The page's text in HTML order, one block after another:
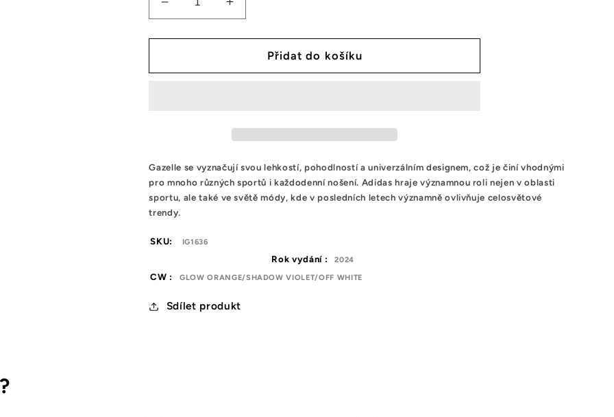
Snížit
množství
tenisek
Gazelle
Zvýšit
množství
tenisek
Adidas
Gazelle
Přidat do košíku
Gazelle se vyznačují svou lehkostí, pohodlností a univerzálním designem, což je činí vhodnými
pro mnoho různých sportů i každodenní nošení. Adidas hraje významnou roli nejen v oblasti
sportu, ale také ve světě módy, kde v posledních letech významně ovlivňuje celosvětové
trendy.
SKU: IG1636
Rok vydání : 2024
CW : GLOW ORANGE/SHADOW VIOLET/OFF WHITE
Sdílet produkt